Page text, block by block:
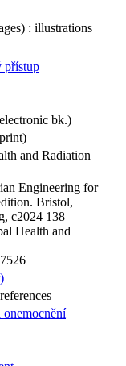
: illustrations
přístup
bk.)
and Radiation
Engineering for
Bristol,
c2024 138
Health and